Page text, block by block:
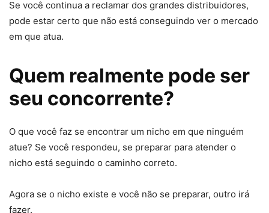
Se você continua a reclamar dos grandes distribuidores,
pode estar certo que não está conseguindo ver o mercado
em que atua.
Quem realmente pode ser
seu concorrente?
O que você faz se encontrar um nicho em que ninguém
atue? Se você respondeu, se preparar para atender o
nicho está seguindo o caminho correto.
Agora se o nicho existe e você não se preparar, outro irá
fazer.